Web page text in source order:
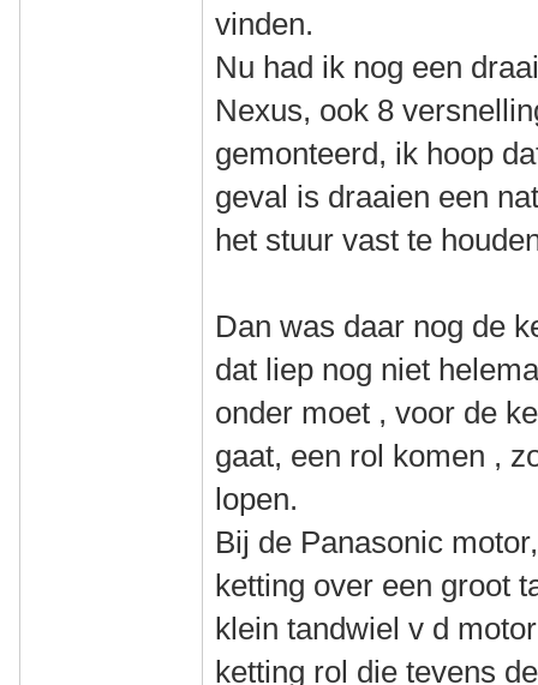
vinden.
Nu had ik nog een
Nexus, ook 8
gemonteerd, ik hoop
geval is draaien een
het stuur vast te
Dan was daar nog de
dat liep nog niet
onder moet , voor de
gaat, een rol komen ,
lopen.
Bij de Panasonic
ketting over een groot
klein tandwiel v d
ketting rol die tevens